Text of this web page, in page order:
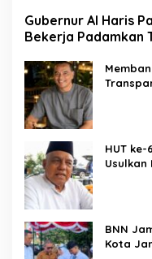
Gubernur Al Haris
Bekerja Padamkan
HUT
Usulkan
BNN
Kota